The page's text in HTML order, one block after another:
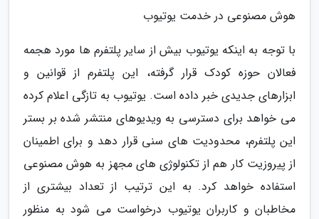
هوش مصنوعی در خدمت یوتیوب
با توجه به اینکه یوتیوب بیش از سایر پلتفرم ها مورد هجمه
فعالان حوزه کودک قرار گرفته، این پلتفرم از قوانین و
ابزارهای جدیدی خبر داده است. یوتیوب به تازگی اعلام کرده
می خواهد برای دسترسی به ویدیوهای منتشر شده بر بستر
این پلتفرم، محدودیت های سنی قرار دهد و برای اطمینان
از پیروزیت کار هم از تکنولوژی های مجهز به هوش مصنوعی
استفاده خواهد کرد. به این ترتیب از تعداد بیشتری از
مخاطبان و کاربران یوتیوب درخواست می شود به منظور